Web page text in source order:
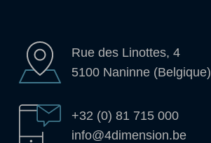
Rue des Linottes, 4
5100 Naninne (Belgique)
+32 (0) 81 715 000
info@4dimension.be